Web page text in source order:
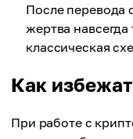
После перевода
жертва навсегда
классическая
Как
При работе с